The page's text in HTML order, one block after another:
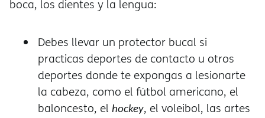
boca, los dientes y la lengua:
Debes llevar un protector bucal si
practicas deportes de contacto u otros
deportes donde te expongas a lesionarte
la cabeza, como el fútbol americano, el
baloncesto, el hockey, el voleibol, las artes